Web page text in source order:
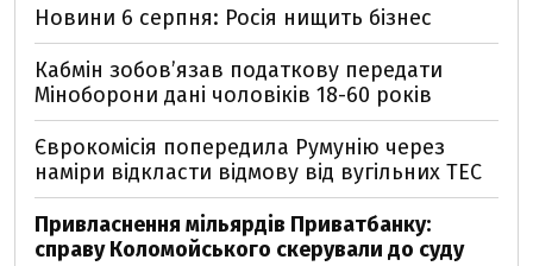
Новини 6 серпня: Росія нищить бізнес
Кабмін зобовʼязав податкову передати
Міноборони дані чоловіків 18-60 років
Єврокомісія попередила Румунію через
наміри відкласти відмову від вугільних ТЕС
Привласнення мільярдів Приватбанку:
справу Коломойського скерували до суду